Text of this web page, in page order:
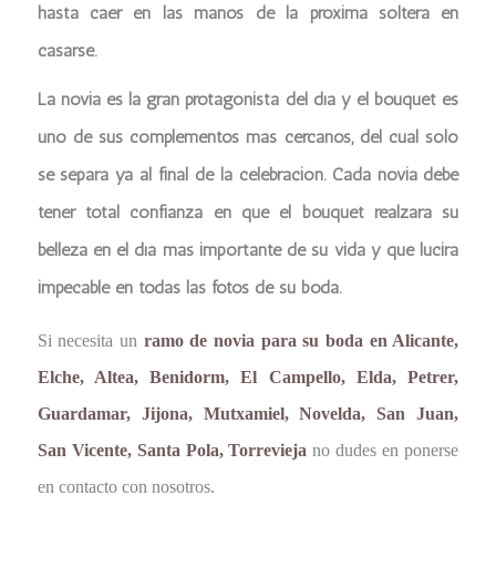
hasta caer en las manos de la próxima soltera en
casarse.
La novia es la gran protagonista del día y el bouquet es
uno de sus complementos más cercanos, del cual sólo
se separa ya al final de la celebración. Cada novia debe
tener total confianza en que el bouquet realzará su
belleza en el día más importante de su vida y que lucirá
impecable en todas las fotos de su boda.
Si necesita un ramo de novia para su boda en Alicante,
Elche, Altea, Benidorm, El Campello, Elda, Petrer,
Guardamar, Jijona, Mutxamiel, Novelda, San Juan,
San Vicente, Santa Pola, Torrevieja no dudes en ponerse
en contacto con nosotros.